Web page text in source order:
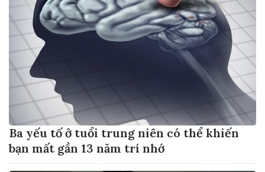
Ba yếu tố ở tuổi trung niên có thể khiến
bạn mất gần 13 năm trí nhớ